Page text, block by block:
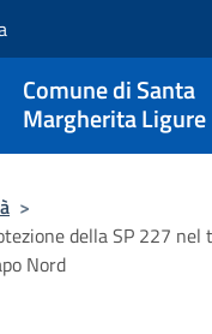
Comune di Santa
Margherita Ligure
>
della SP 227
Nord